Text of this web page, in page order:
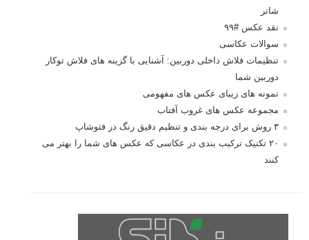
شاتر
نقد عکس #۹۹
سوالات عکاسی
تنظیمات فلاش داخلی دوربین: آشنایی با گزینه های فلاش توکار
دوربین شما
نمونه های زیبای عکس های مفهومی
مجموعه عکس های غروب آفتاب
۳ روش برای درجه بندی و تنظیم دقیق رنگ در فتوشاپ
۲۰ تکنیک ترکیب بندی در عکاسی که عکس های شما را بهتر می
کنند